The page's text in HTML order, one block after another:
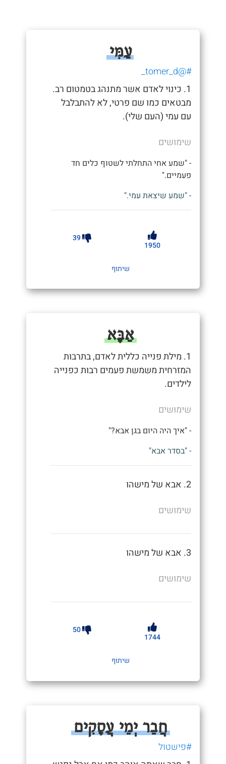
עַמִּי
#@tomer_d_
1. כינוי לאדם אשר מתנהג בטמטום רב.
מבטאים כמו שם פרטי, לא להתבלבל
עם עמי (העם שלי).
שימושים
- "שמע אחי התחלתי לשטוף כלים חד
פעמיים."
- "שמע שיצאת עמי."
1950
39
שיתוף
אַבָּא
1. מילת פנייה כללית לאדם, בתרבות
המזרחית משמשת פעמים רבות כפנייה
לילדים.
שימושים
- "איך היה היום בגן אבא?"
- "בסדר אבא"
2. אבא של מישהו
שימושים
3. אבא של מישהו
שימושים
1744
50
שיתוף
חֲבֵר יְמֵי עֲסָקִים
#פישטול